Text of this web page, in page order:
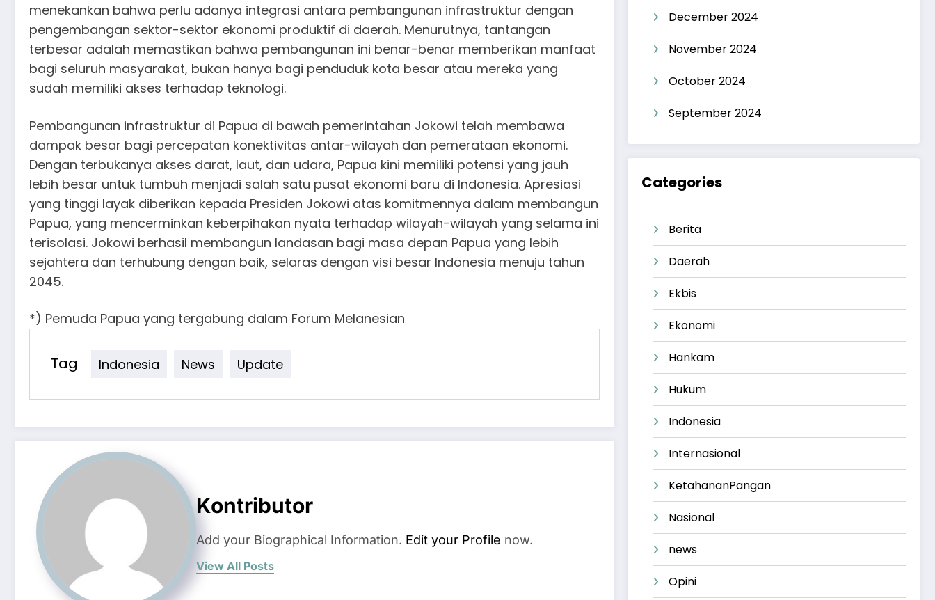
menekankan bahwa perlu adanya integrasi antara pembangunan infrastruktur dengan
pengembangan sektor-sektor ekonomi produktif di daerah. Menurutnya, tantangan
terbesar adalah memastikan bahwa pembangunan ini benar-benar memberikan manfaat
bagi seluruh masyarakat, bukan hanya bagi penduduk kota besar atau mereka yang
sudah memiliki akses terhadap teknologi.
Pembangunan infrastruktur di Papua di bawah pemerintahan Jokowi telah membawa
dampak besar bagi percepatan konektivitas antar-wilayah dan pemerataan ekonomi.
Dengan terbukanya akses darat, laut, dan udara, Papua kini memiliki potensi yang jauh
lebih besar untuk tumbuh menjadi salah satu pusat ekonomi baru di Indonesia. Apresiasi
yang tinggi layak diberikan kepada Presiden Jokowi atas komitmennya dalam membangun
Papua, yang mencerminkan keberpihakan nyata terhadap wilayah-wilayah yang selama ini
terisolasi. Jokowi berhasil membangun landasan bagi masa depan Papua yang lebih
sejahtera dan terhubung dengan baik, selaras dengan visi besar Indonesia menuju tahun
2045.
*) Pemuda Papua yang tergabung dalam Forum Melanesian
Tag Indonesia News Update
Kontributor
Add your Biographical Information. Edit your Profile now.
View All Posts
December 2024
November 2024
October 2024
September 2024
Categories
Berita
Daerah
Ekbis
Ekonomi
Hankam
Hukum
Indonesia
Internasional
KetahananPangan
Nasional
news
Opini